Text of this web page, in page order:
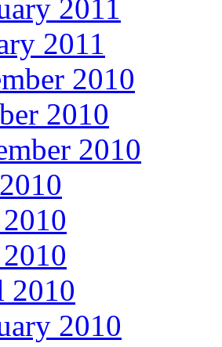
2011
2011
2010
2010
2010
2010
2010